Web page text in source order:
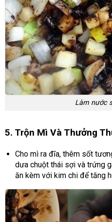
Làm nước
5. Trộn Mì Và Thưởng
Cho mì ra đĩa, thêm sốt
dưa chuột thái sợi và trứng
ăn kèm với kim chi để tăng